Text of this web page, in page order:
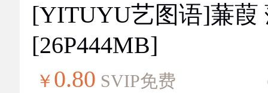
[YITUYU艺图语]蒹葭
[26P444MB]
￥ 0.80 SVIP免费